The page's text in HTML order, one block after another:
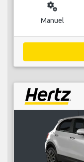
miscellaneous_services
Manuel